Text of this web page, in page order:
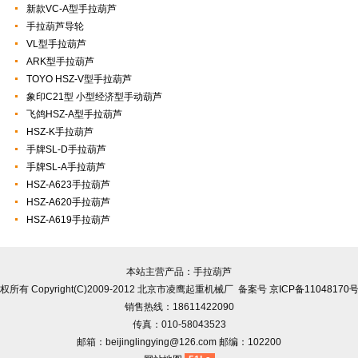
新款VC-A型手拉葫芦
手拉葫芦导轮
VL型手拉葫芦
ARK型手拉葫芦
TOYO HSZ-V型手拉葫芦
象印C21型 小型经济型手动葫芦
飞鸽HSZ-A型手拉葫芦
HSZ-K手拉葫芦
手牌SL-D手拉葫芦
手牌SL-A手拉葫芦
HSZ-A623手拉葫芦
HSZ-A620手拉葫芦
HSZ-A619手拉葫芦
本站主营产品：手拉葫芦
所有 Copyright(C)2009-2012 北京市凌鹰起重机械厂 备案号 京ICP备11048170
销售热线：18611422090
传真：010-58043523
邮箱：beijinglingying@126.com 邮编：102200